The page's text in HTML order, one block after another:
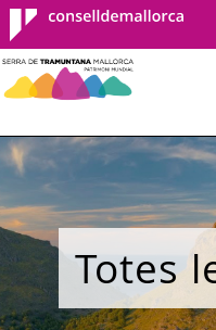
Consell de
Mallorca
Totes